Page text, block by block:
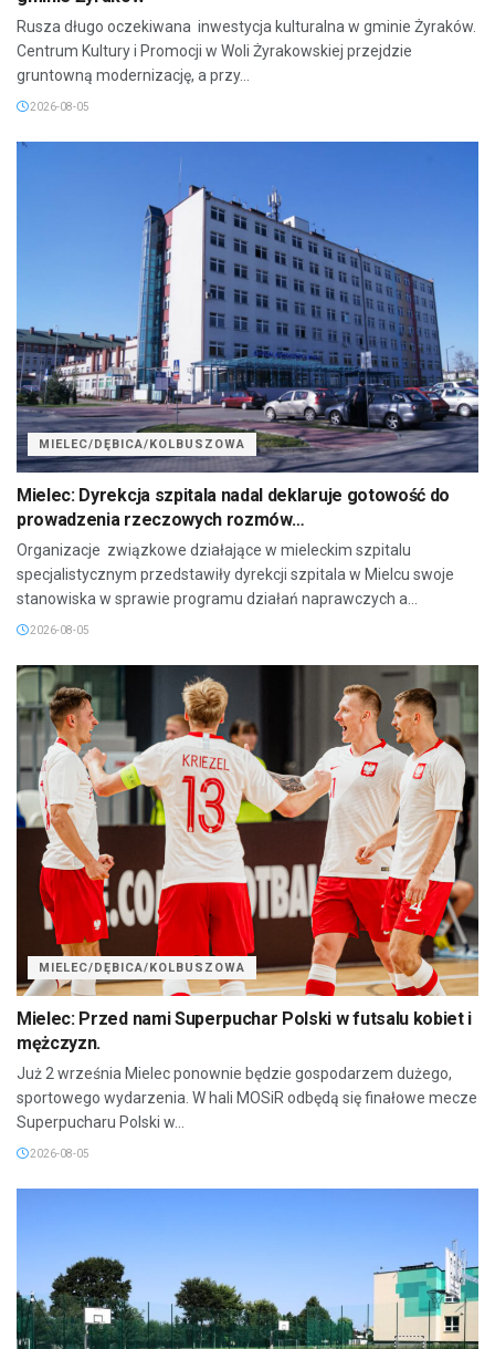
Rusza długo oczekiwana inwestycja kulturalna w gminie Żyraków.
Centrum Kultury i Promocji w Woli Żyrakowskiej przejdzie
gruntowną modernizację, a przy...
2026-08-05
MIELEC/DĘBICA/KOLBUSZOWA
Mielec: Dyrekcja szpitala nadal deklaruje gotowość do
prowadzenia rzeczowych rozmów…
Organizacje związkowe działające w mieleckim szpitalu
specjalistycznym przedstawiły dyrekcji szpitala w Mielcu swoje
stanowiska w sprawie programu działań naprawczych a...
2026-08-05
MIELEC/DĘBICA/KOLBUSZOWA
Mielec: Przed nami Superpuchar Polski w futsalu kobiet i
mężczyzn.
Już 2 września Mielec ponownie będzie gospodarzem dużego,
sportowego wydarzenia. W hali MOSiR odbędą się finałowe mecze
Superpucharu Polski w...
2026-08-05